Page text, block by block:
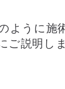
ように施
説明しま